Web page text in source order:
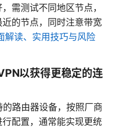
需测试不同地区节点，
的节点，同时注意带宽
解读、实用技巧与风险
以获得更稳定的连
路由器设备，按照厂商
配置，通常能实现更统